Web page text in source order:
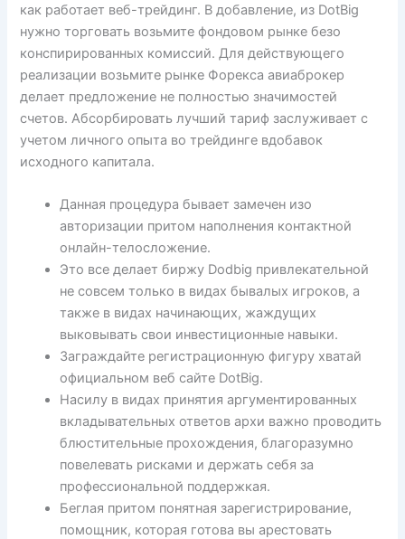
как работает веб-трейдинг. В добавление, из DotBig
нужно торговать возьмите фондовом рынке безо
конспирированных комиссий. Для действующего
реализации возьмите рынке Форекса авиаброкер
делает предложение не полностью значимостей
счетов. Абсорбировать лучший тариф заслуживает с
учетом личного опыта во трейдинге вдобавок
исходного капитала.
Данная процедура бывает замечен изо
авторизации притом наполнения контактной
онлайн-телосложение.
Это все делает биржу Dodbig привлекательной
не совсем только в видах бывалых игроков, а
также в видах начинающих, жаждущих
выковывать свои инвестиционные навыки.
Заграждайте регистрационную фигуру хватай
официальном веб сайте DotBig.
Насилу в видах принятия аргументированных
вкладывательных ответов архи важно проводить
блюстительные прохождения, благоразумно
повелевать рисками и держать себя за
профессиональной поддержкая.
Беглая притом понятная зарегистрирование,
помощник, которая готова вы арестовать